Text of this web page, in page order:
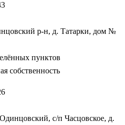
р-н, д. Татарки, дом №
пунктов
собственность
с/п Часцовское, д.